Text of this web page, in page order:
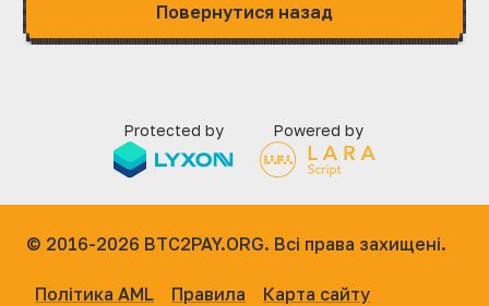
Повернутися назад
Protected by Powered by
© 2016-2026 BTC2PAY.ORG. Всі права захищені.
Політика AML Правила
Карта сайту